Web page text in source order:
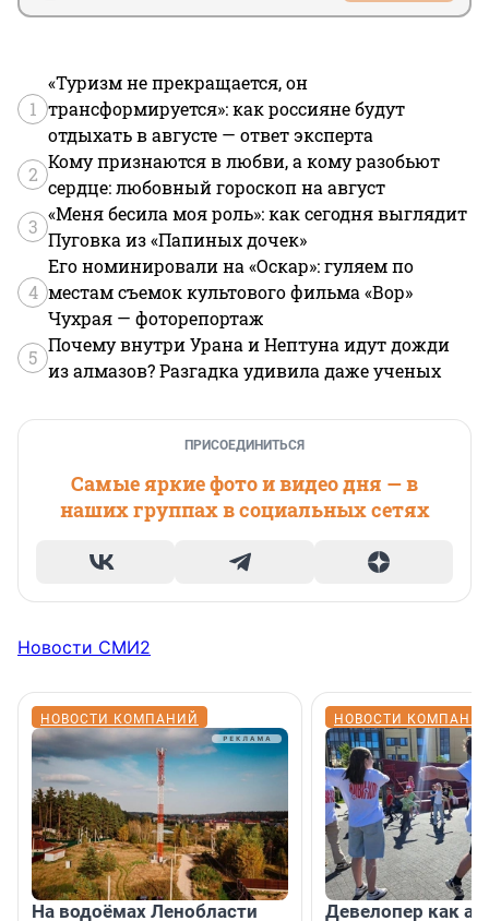
1
«Туризм не прекращается, он
трансформируется»: как россияне будут
отдыхать в августе — ответ эксперта
2
Кому признаются в любви, а кому разобьют
сердце: любовный гороскоп на август
3
«Меня бесила моя роль»: как сегодня выглядит
Пуговка из «Папиных дочек»
4
Его номинировали на «Оскар»: гуляем по
местам съемок культового фильма «Вор»
Чухрая — фоторепортаж
5
Почему внутри Урана и Нептуна идут дожди
из алмазов? Разгадка удивила даже ученых
ПРИСОЕДИНИТЬСЯ
Самые яркие фото и видео дня — в
наших группах в социальных сетях
Новости СМИ2
НОВОСТИ КОМПАНИЙ
На водоёмах Ленобласти
НОВОСТИ
Девелопер как